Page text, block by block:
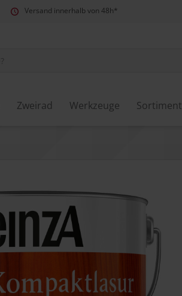
Versand innerhalb von 48h*
Zweirad Werkzeuge Sortiment